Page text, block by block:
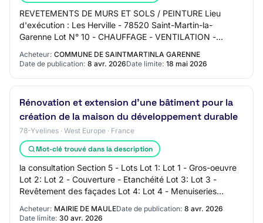
REVETEMENTS DE MURS ET SOLS / PEINTURE Lieu
d'exécution : Les Herville - 78520 Saint-Martin-la-
Garenne Lot N° 10 - CHAUFFAGE - VENTILATION -
VENTILATION - PLOMBER…
Acheteur: COMMUNE DE SAINTMARTINLA GARENNE
Date de publication: 8 avr. 2026Date limite: 18 mai 2026
Rénovation et extension d'une bâtiment pour la
création de la maison du développement durable
78-Yvelines · West Europe · France
Mot-clé trouvé dans la description
la consultation Section 5 - Lots Lot 1: Lot 1 - Gros-oeuvre
Lot 2: Lot 2 - Couverture - Etanchéité Lot 3: Lot 3 -
Revêtement des façades Lot 4: Lot 4 - Menuiseries
Acheteur: MAIRIE DE MAULEDate de publication: 8 avr. 2026
Date limite: 30 avr. 2026